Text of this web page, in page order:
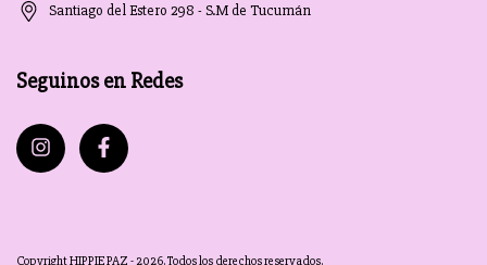
Santiago del Estero 298 - S.M de Tucumán
Seguinos en Redes
Copyright HIPPIE PAZ - 2026. Todos los derechos reservados.